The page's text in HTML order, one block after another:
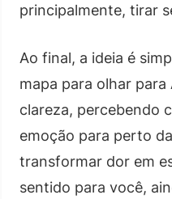
principalmente, tirar
Ao final, a ideia é
mapa para olhar
clareza, percebendo
emoção para perto
transformar dor em
sentido para você,